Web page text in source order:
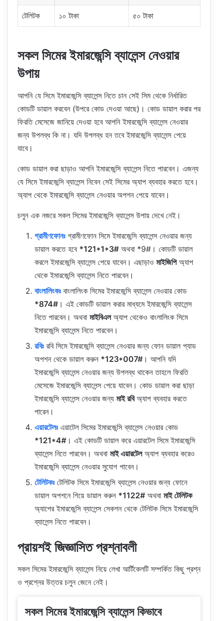
টেলিটক ১০ টাকা ৫০ টাকা
সকল সিমের ইমারজেন্সি ব্যালেন্স নেওয়ার
উপায়
আপনি যে সিমে ইমারজেন্সি ব্যালেন্স নিতে চান সেই সিম থেকে নির্ধারিত
কোডটি ডায়াল করবেন (উপরে কোড দেওয়া আছে)। কোড ডায়াল করার পর
ফিরতি মেসেজে জানিয়ে দেওয়া হবে আপনি ইমারজেন্সি ব্যালেন্স নেওয়ার
জন্য উপলব্ধ কি না। যদি উপলব্ধ হন তবে ইমারজেন্সি ব্যালেন্স পেয়ে
যাবে।
কোড ডায়াল করা ছাড়াও আপনি ইমারজেন্সি ব্যালেন্স নিতে পারবেন। এজন্য
যে সিমে ইমারজেন্সি ব্যালেন্স নিবেন সেই সিমের অ্যাপ ব্যবহার করতে হবে।
অ্যাপ থেকে ইমারজেন্সি ব্যালেন্স নেওয়ার অপশন পেয়ে যাবেন।
চলুন এক নজরে সকল সিমের ইমারজেন্সি ব্যালেন্স উপায় দেখে নেই।
গ্রামীণফোনঃগ্রামীণফোন সিমে ইমারজেন্সি ব্যালেন্স নেওয়ার জন্য
ডায়াল করতে হবে *121*1*3# অথবা *9#। কোডটি ডায়াল
করলে ইমারজেন্সি ব্যালেন্স পেয়ে যাবেন। এছাড়াও মাইজিপিঅ্যাপ
থেকে ইমারজেন্সি ব্যালেন্স নিতে পারবেন।
বাংলালিংকঃবাংলালিংক সিমের ইমারজেন্সি ব্যালেন্স নেওয়ার কোড
*874# । এই কোডটি ডায়াল করার মাধ্যমে ইমারজেন্সি ব্যালেন্স
নিতে পারবেন। অথবা মাইবিএলঅ্যাপ থেকেও বাংলালিংক সিমে
ইমারজেন্সি ব্যালেন্স নিতে পারবেন।
রবিঃরবি সিমে ইমারজেন্সি ব্যালেন্স নেওয়ার জন্য ফোন ডায়াল প্যাড
অপশন থেকে ডায়াল করুন *123*007# । আপনি যদি
ইমারজেন্সি ব্যালেন্স নেওয়ার জন্য উপলব্ধ থাকেন তাহলে ফিরতি
মেসেজে ইমারজেন্সি ব্যালেন্স পেয়ে যাবেন। কোড ডায়াল করা ছাড়া
ইমারজেন্সি ব্যালেন্স নেওয়ার জন্য মাই রবিঅ্যাপ ব্যবহার করতে
পারেন।
এয়ারটেলঃএয়াটেল সিমের ইমারজেন্সি ব্যালেন্স নেওয়ার কোড
*121*4# । এই কোডটি ডায়াল করে এয়ারটেল সিমে ইমারজেন্সি
ব্যালেন্স নিতে পারবেন। অথবা মাই এয়ারটেলঅ্যাপ ব্যবহার করেও
ইমারজেন্সি ব্যালেন্স নেওয়ার সুযোগ পাবেন।
টেলিটকঃটেলিটক সিমে ইমারজেন্সি ব্যালেন্স নেওয়ার জন্য ফোনে
ডায়াল অপশনে গিয়ে ডায়াল করুন *1122# অথবা মাই টেলিটক
অ্যাপের ইমারজেন্সি ব্যালেন্স সেকশন থেকে টেলিটক সিমে ইমারজেন্সি
ব্যালেন্স নিতে পারবেন।
প্রায়শই জিজ্ঞাসিত প্রশ্নাবলী
সকল সিমের ইমারজেন্সি ব্যালেন্স নিয়ে লেখা আর্টিকেলটি সম্পর্কিত কিছু প্রশ্ন
ও প্রশ্নের উত্তর চলুন জেনে নেই।
সকল সিমের ইমারজেন্সি ব্যালেন্স কিভাবে